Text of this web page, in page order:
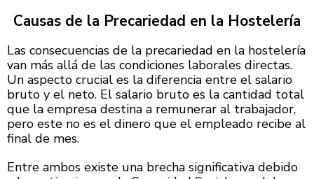
Causas de la Precariedad en la Hostelería
Las consecuencias de la precariedad en la hostelería
van más allá de las condiciones laborales directas.
Un aspecto crucial es la diferencia entre el salario
bruto y el neto. El salario bruto es la cantidad total
que la empresa destina a remunerar al trabajador,
pero este no es el dinero que el empleado recibe al
final de mes.
Entre ambos existe una brecha significativa debido